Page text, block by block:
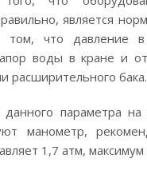
является
что давление в
воды в кране и
расширительного бака.
параметра
манометр,
1,7 атм, максимум